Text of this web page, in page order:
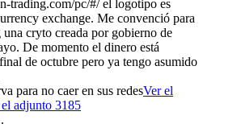
trading.com/pc/#/ el logotipo es
exchange. Me convenció para
una cryto creada por gobierno de
De momento el dinero está
de octubre pero ya tengo asumido
para no caer en sus redesVer el
adjunto 3185